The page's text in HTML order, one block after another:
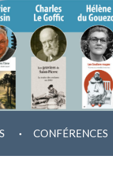
. CONFÉRENCES